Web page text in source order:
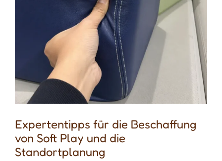
Expertentipps für die Beschaffung
von Soft Play und die
Standortplanung